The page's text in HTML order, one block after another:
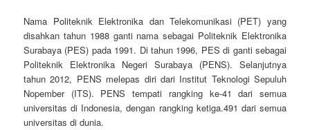
Nama Politeknik Elektronika dan Telekomunikasi (PET) yang
disahkan tahun 1988 ganti nama sebagai Politeknik Elektronika
Surabaya (PES) pada 1991. Di tahun 1996, PES di ganti sebagai
Politeknik Elektronika Negeri Surabaya (PENS). Selanjutnya
tahun 2012, PENS melepas diri dari Institut Teknologi Sepuluh
Nopember (ITS). PENS tempati rangking ke-41 dari semua
universitas di Indonesia, dengan rangking ketiga.491 dari semua
universitas di dunia.